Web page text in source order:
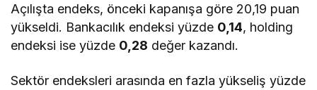
Açılışta endeks, önceki kapanışa göre 20,19 puan
yükseldi. Bankacılık endeksi yüzde 0,14, holding
endeksi ise yüzde 0,28 değer kazandı.
Sektör endeksleri arasında en fazla yükseliş yüzde